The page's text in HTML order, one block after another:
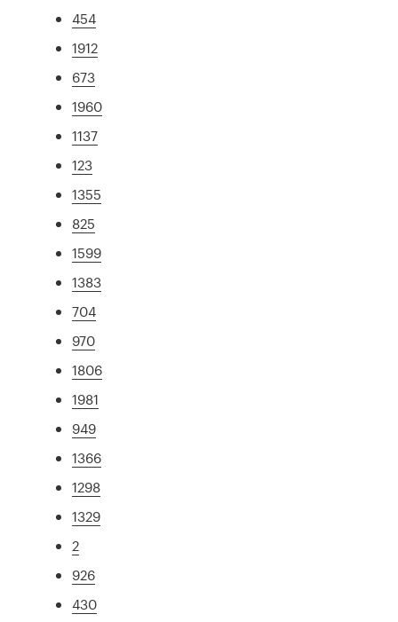
454
1912
673
1960
1137
123
1355
825
1599
1383
704
970
1806
1981
949
1366
1298
1329
2
926
430